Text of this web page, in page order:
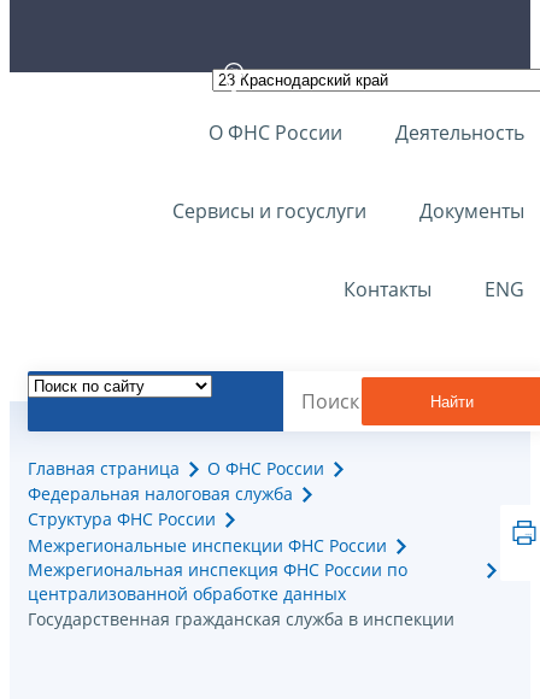
О ФНС России Деятельность
Сервисы и госуслуги Документы
Контакты ENG
Найти
Главная страница
О ФНС России
Федеральная налоговая служба
Структура ФНС России
Межрегиональные инспекции ФНС России
Межрегиональная инспекция ФНС России по
централизованной обработке данных
Государственная гражданская служба в инспекции